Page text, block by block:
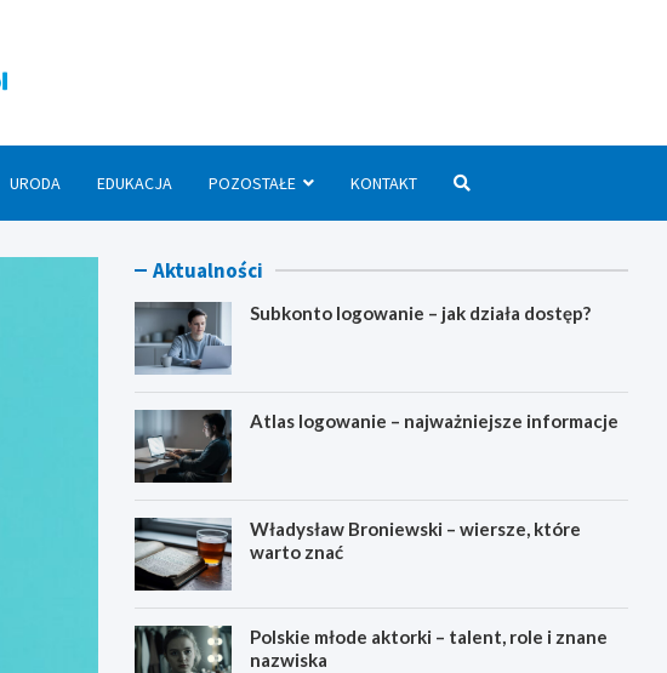
URODA EDUKACJA POZOSTAŁE KONTAKT
Aktualności
Subkonto logowanie – jak działa dostęp?
Atlas logowanie – najważniejsze informacje
Władysław Broniewski – wiersze, które
warto znać
Polskie młode aktorki – talent, role i znane
nazwiska